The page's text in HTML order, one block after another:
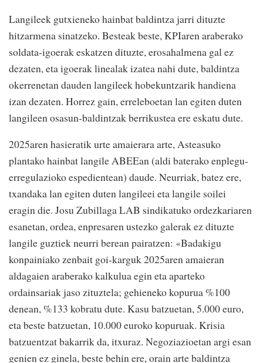
Langileek gutxieneko hainbat baldintza jarri dituzte
hitzarmena sinatzeko. Besteak beste, KPIaren araberako
soldata-igoerak eskatzen dituzte, erosahalmena gal ez
dezaten, eta igoerak linealak izatea nahi dute, baldintza
okerrenetan dauden langileek hobekuntzarik handiena
izan dezaten. Horrez gain, erreleboetan lan egiten duten
langileen osasun-baldintzak berrikustea ere eskatu dute.
2025aren hasieratik urte amaierara arte, Asteasuko
plantako hainbat langile ABEEan (aldi baterako enplegu-
erregulazioko espedientean) daude. Neurriak, batez ere,
txandaka lan egiten duten langileei eta langile soilei
eragin die. Josu Zubillaga LAB sindikatuko ordezkariaren
esanetan, ordea, enpresaren ustezko galerak ez dituzte
langile guztiek neurri berean pairatzen: «Badakigu
konpainiako zenbait goi-karguk 2025aren amaieran
aldagaien araberako kalkulua egin eta aparteko
ordainsariak jaso zituztela; gehieneko kopurua %100
denean, %133 kobratu dute. Kasu batzuetan, 5.000 euro,
eta beste batzuetan, 10.000 euroko kopuruak. Krisia
batzuentzat bakarrik da, itxuraz. Negoziazioetan argi esan
genien ez ginela, beste behin ere, orain arte baldintza